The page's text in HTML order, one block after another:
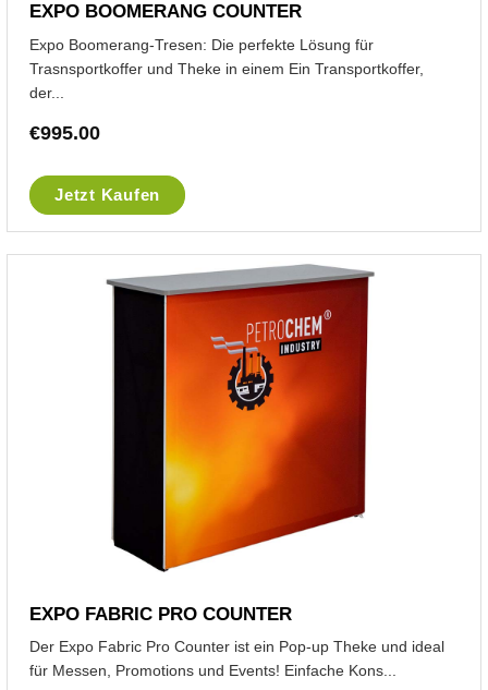
EXPO BOOMERANG COUNTER
Expo Boomerang-Tresen: Die perfekte Lösung für
Trasnsportkoffer und Theke in einem Ein Transportkoffer,
der...
€995.00
Jetzt Kaufen
EXPO FABRIC PRO COUNTER
Der Expo Fabric Pro Counter ist ein Pop-up Theke und ideal
für Messen, Promotions und Events! Einfache Kons...